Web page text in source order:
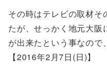
その時はテレビの取材そ
たが、せっかく地元大阪
が出来たという事なので
【2016年2月7日(日)】